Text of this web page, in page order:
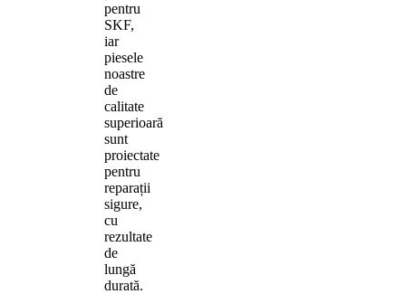
pentru
SKF,
iar
piesele
noastre
de
calitate
superioară
sunt
proiectate
pentru
reparații
sigure,
cu
rezultate
de
lungă
durată.